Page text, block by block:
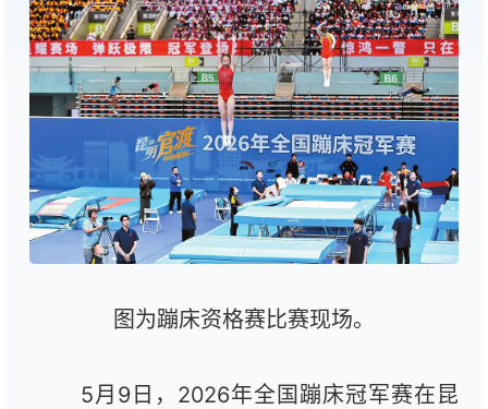
图为蹦床资格赛比赛现场。
5月9日，2026年全国蹦床冠军赛在昆